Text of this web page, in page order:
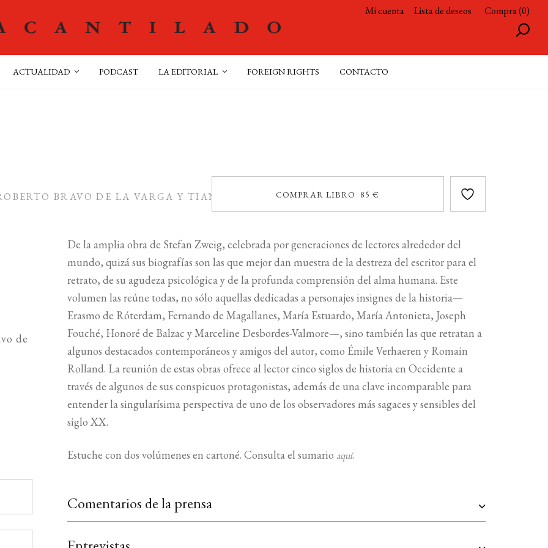
Mi cuenta Lista de deseos Compra (0)
ACTUALIDAD PODCAST LA EDITORIAL FOREIGN RIGHTS CONTACTO
BRAVO DE LA VARGA Y TIANA COMPRAR LIBRO 85 €
de
De la amplia obra de Stefan Zweig, celebrada por generaciones de lectores alrededor del
mundo, quizá sus biografías son las que mejor dan muestra de la destreza del escritor para el
retrato, de su agudeza psicológica y de la profunda comprensión del alma humana. Este
volumen las reúne todas, no sólo aquellas dedicadas a personajes insignes de la historia—
Erasmo de Róterdam, Fernando de Magallanes, María Estuardo, María Antonieta, Joseph
Fouché, Honoré de Balzac y Marceline Desbordes-Valmore—, sino también las que retratan a
algunos destacados contemporáneos y amigos del autor, como Émile Verhaeren y Romain
Rolland. La reunión de estas obras ofrece al lector cinco siglos de historia en Occidente a
través de algunos de sus conspicuos protagonistas, además de una clave incomparable para
entender la singularísima perspectiva de uno de los observadores más sagaces y sensibles del
siglo XX.
Estuche con dos volúmenes en cartoné. Consulta el sumario aquí.
Comentarios de la prensa